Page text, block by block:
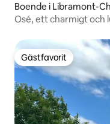
Boende i Libramont-
Osé, ett charmigt och
Gästfavorit
Gästfavorit